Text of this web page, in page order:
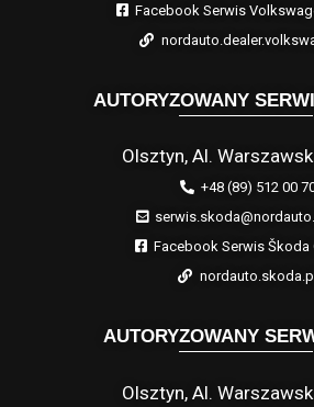
Facebook Serwis
AUTORYZOWANY
Olsztyn, Al.
+48 (89) 512 00
Facebook Serwis Škoda
nordauto.skoda.pl
AUTORYZOWANY
Olsztyn, Al.